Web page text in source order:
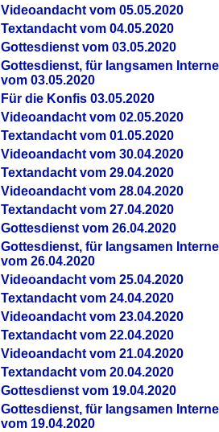
Videoandacht vom 05.05.2020
Textandacht vom 04.05.2020
Gottesdienst vom 03.05.2020
Gottesdienst, für langsamen
vom 03.05.2020
Für die Konfis 03.05.2020
Videoandacht vom 02.05.2020
Textandacht vom 01.05.2020
Videoandacht vom 30.04.2020
Textandacht vom 29.04.2020
Videoandacht vom 28.04.2020
Textandacht vom 27.04.2020
Gottesdienst vom 26.04.2020
Gottesdienst, für langsamen
vom 26.04.2020
Videoandacht vom 25.04.2020
Textandacht vom 24.04.2020
Videoandacht vom 23.04.2020
Textandacht vom 22.04.2020
Videoandacht vom 21.04.2020
Textandacht vom 20.04.2020
Gottesdienst vom 19.04.2020
Gottesdienst, für langsamen
vom 19.04.2020